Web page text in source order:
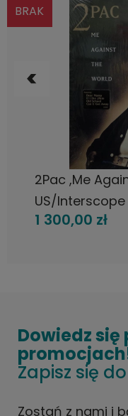
2Pac ,Me
US/
winylowa
1 300,00 zł
BRAK
Dowiedz się
Zapisz się
Zostań z nami i